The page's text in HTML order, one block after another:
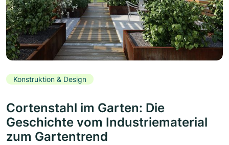
Konstruktion & Design
Cortenstahl im Garten: Die
Geschichte vom Industriematerial
zum Gartentrend